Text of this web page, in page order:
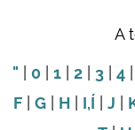
A
" 0 1 2 3 4
F| G| H I,Í J